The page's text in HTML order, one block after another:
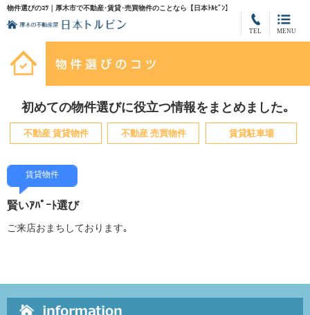
物件選びのｺﾂ｜厚木市で不動産･賃貸･売買物件のことなら【日本ﾄﾙﾋﾞﾝ】
MENU
TEL
初めての物件選びに役立つ情報をまとめました｡
不動産 賃貸物件 不動産 売買物件 賃貸駐車場
賃貸物件
賢いｱﾊﾟｰﾄ選び
ご来店おまちしております｡